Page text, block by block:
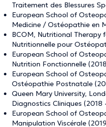
Traitement des Blessures
European School of
Medicine / Ostéopathie en
BCOM, Nutritional
Nutritionnelle pour
European School of
Nutrition Fonctionnelle
European School of
Ostéopathie Postnatale
Queen Mary University,
Diagnostics Cliniques (2018
European School of
Manipulation Viscérale